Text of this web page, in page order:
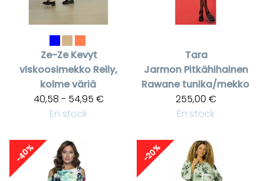
Ze-Ze Kevyt
viskoosimekko Relly,
kolme väriä
40,58 - 54,95 €
En stock
Tara
Jarmon Pitkähihainen
Rawane tunika/mekko
255,00 €
En stock
-40% -20%